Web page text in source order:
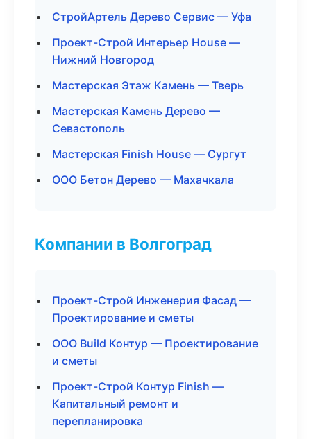
СтройАртель Дерево Сервис — Уфа
Проект-Строй Интерьер House —
Нижний Новгород
Мастерская Этаж Камень — Тверь
Мастерская Камень Дерево —
Севастополь
Мастерская Finish House — Сургут
ООО Бетон Дерево — Махачкала
Компании в Волгоград
Проект-Строй Инженерия Фасад —
Проектирование и сметы
ООО Build Контур — Проектирование
и сметы
Проект-Строй Контур Finish —
Капитальный ремонт и
перепланировка